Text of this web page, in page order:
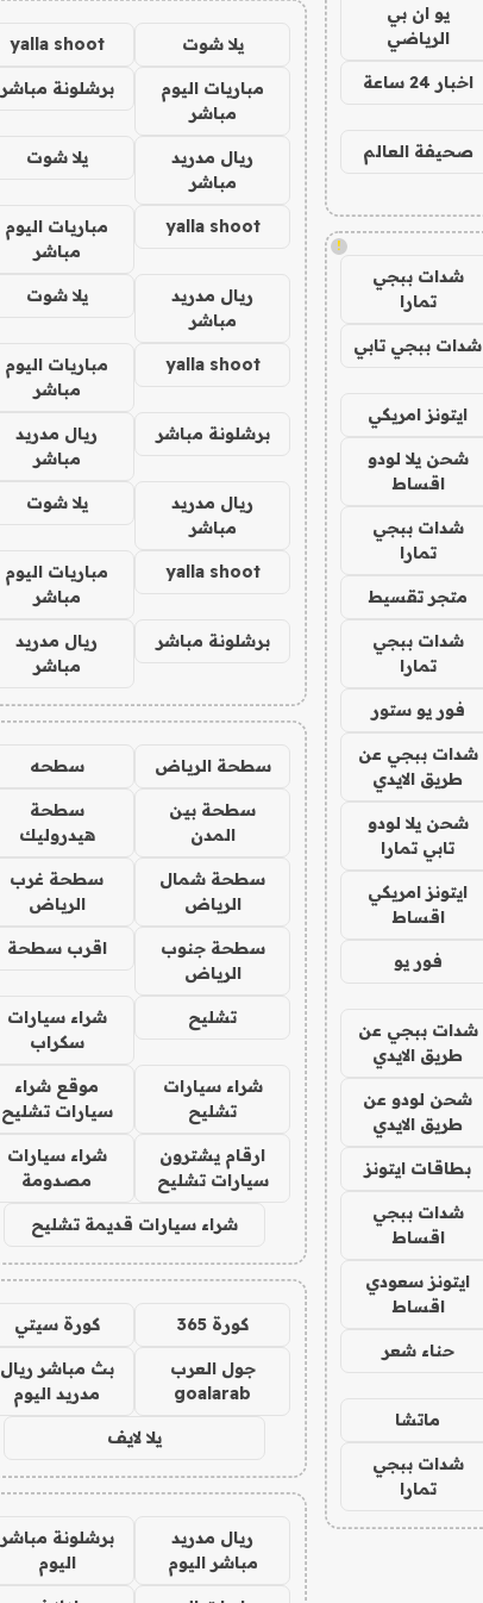
يو ان بي
الرياضي
اخبار 24 ساعة
صحيفة العالم
!
شدات ببجي
تمارا
شدات ببجي تابي
ايتونز امريكي
شحن يلا لودو
اقساط
شدات ببجي
تمارا
متجر تقسيط
شدات ببجي
تمارا
فور يو ستور
شدات ببجي عن
طريق الايدي
شحن يلا لودو
تابي تمارا
ايتونز امريكي
اقساط
فور يو
شدات ببجي عن
طريق الايدي
شحن لودو عن
طريق الايدي
بطاقات ايتونز
شدات ببجي
اقساط
ايتونز سعودي
اقساط
حناء شعر
ماتشا
شدات ببجي
تمارا
يلا شوت yalla shoot
مباريات اليوم
مباشر
برشلونة مباشر
ريال مدريد
مباشر
يلا شوت
yalla shoot
مباريات اليوم
مباشر
ريال مدريد
مباشر
يلا شوت
yalla shoot
مباريات اليوم
مباشر
برشلونة مباشر
ريال مدريد
مباشر
ريال مدريد
مباشر
يلا شوت
yalla shoot
مباريات اليوم
مباشر
برشلونة مباشر
ريال مدريد
مباشر
سطحة الرياض سطحه
سطحة بين
المدن
سطحة
هيدروليك
سطحة شمال
الرياض
سطحة غرب
الرياض
سطحة جنوب
الرياض
اقرب سطحة
تشليح
شراء سيارات
سكراب
شراء سيارات
تشليح
موقع شراء
سيارات تشليح
ارقام يشترون
سيارات تشليح
شراء سيارات
مصدومة
شراء سيارات قديمة تشليح
كورة 365 كورة سيتي
جول العرب
goalarab
بث مباشر ريال
مدريد اليوم
يلا لايف
ريال مدريد
مباشر اليوم
برشلونة مباشر
اليوم